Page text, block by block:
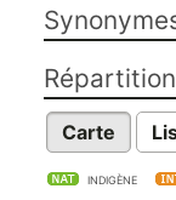
Répartition
Carte
INDIGÈNE